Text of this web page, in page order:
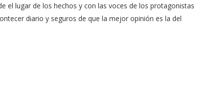
el lugar de los hechos y con las voces de los protagonistas
diario y seguros de que la mejor opinión es la del